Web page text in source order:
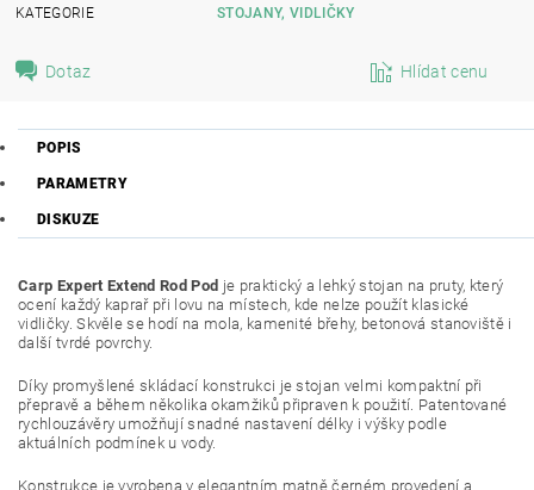
KATEGORIE STOJANY, VIDLIČKY
Dotaz Hlídat cenu
POPIS
PARAMETRY
DISKUZE
Carp Expert Extend Rod Pod je praktický a lehký stojan na pruty, který
ocení každý kaprař při lovu na místech, kde nelze použít klasické
vidličky. Skvěle se hodí na mola, kamenité břehy, betonová stanoviště i
další tvrdé povrchy.
Díky promyšlené skládací konstrukci je stojan velmi kompaktní při
přepravě a během několika okamžiků připraven k použití. Patentované
rychlouzávěry umožňují snadné nastavení délky i výšky podle
aktuálních podmínek u vody.
Konstrukce je vyrobena v elegantním matně černém provedení a